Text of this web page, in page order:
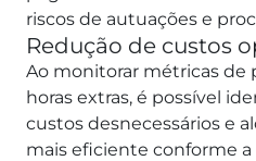
riscos de autuações e
Redução de custos
Ao monitorar métricas de
horas extras, é possível
custos desnecessários e
mais eficiente conforme a